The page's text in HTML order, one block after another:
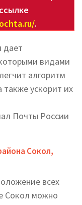
.
дает
видами
алгоритм
ускорит их
Почты России
Сокол,
всех
Сокол можно